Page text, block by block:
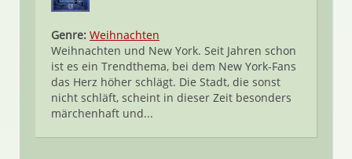
Genre: Weihnachten
Weihnachten und New York. Seit Jahren schon
ist es ein Trendthema, bei dem New York-Fans
das Herz höher schlägt. Die Stadt, die sonst
nicht schläft, scheint in dieser Zeit besonders
märchenhaft und...